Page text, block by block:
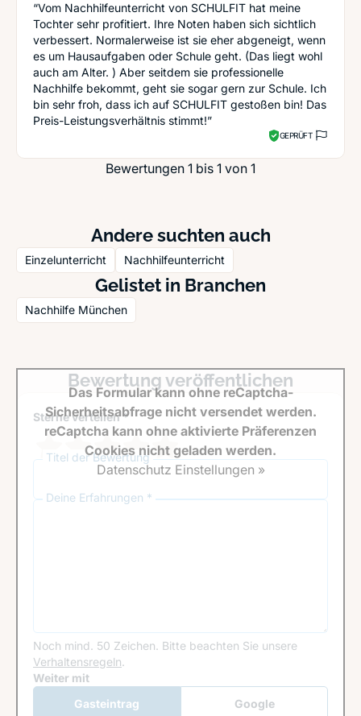
“Vom Nachhilfeunterricht von SCHULFIT hat meine
Tochter sehr profitiert. Ihre Noten haben sich sichtlich
verbessert. Normalerweise ist sie eher abgeneigt, wenn
es um Hausaufgaben oder Schule geht. (Das liegt wohl
auch am Alter. ) Aber seitdem sie professionelle
Nachhilfe bekommt, geht sie sogar gern zur Schule. Ich
bin sehr froh, dass ich auf SCHULFIT gestoßen bin! Das
Preis-Leistungsverhältnis stimmt!”
GEPRÜFT
Bewertungen 1 bis 1 von 1
Andere suchten auch
Einzelunterricht Nachhilfeunterricht
Gelistet in Branchen
Nachhilfe München
Bewertung veröffentlichen
Sterne verteilen *
Titel der Bewertung
Deine Erfahrungen *
Noch mind. 50 Zeichen. Bitte beachten Sie unsere
Verhaltensregeln.
Google Recaptcha
Weiter mit
Gasteintrag
Google
Das Formular kann ohne reCaptcha-
Sicherheitsabfrage nicht versendet werden.
reCaptcha kann ohne aktivierte Präferenzen
Cookies nicht geladen werden.
Datenschutz Einstellungen »